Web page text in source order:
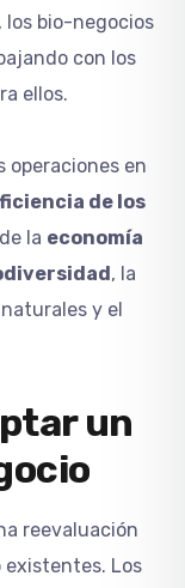
los bio-negocios
con los
ellos.
operaciones en
de los
la economía
, la
y el
un
reevaluación
existentes. Los